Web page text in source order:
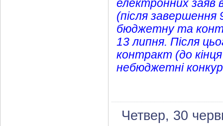
електронних заяв
(після
бюджетну та
13 липня. Після
контракт (до кінця
небюджетні
Четвер, 30